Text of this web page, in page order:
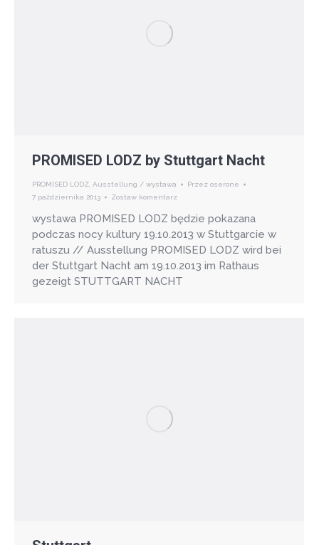
PROMISED LODZ by Stuttgart Nacht
PROMISED LODZ, Ausstellung / wystawa Przez oserone
7 października 2013
Zostaw komentarz
wystawa PROMISED LODZ będzie pokazana
podczas nocy kultury 19.10.2013 w Stuttgarcie w
ratuszu // Ausstellung PROMISED LODZ wird bei
der Stuttgart Nacht am 19.10.2013 im Rathaus
gezeigt STUTTGART NACHT